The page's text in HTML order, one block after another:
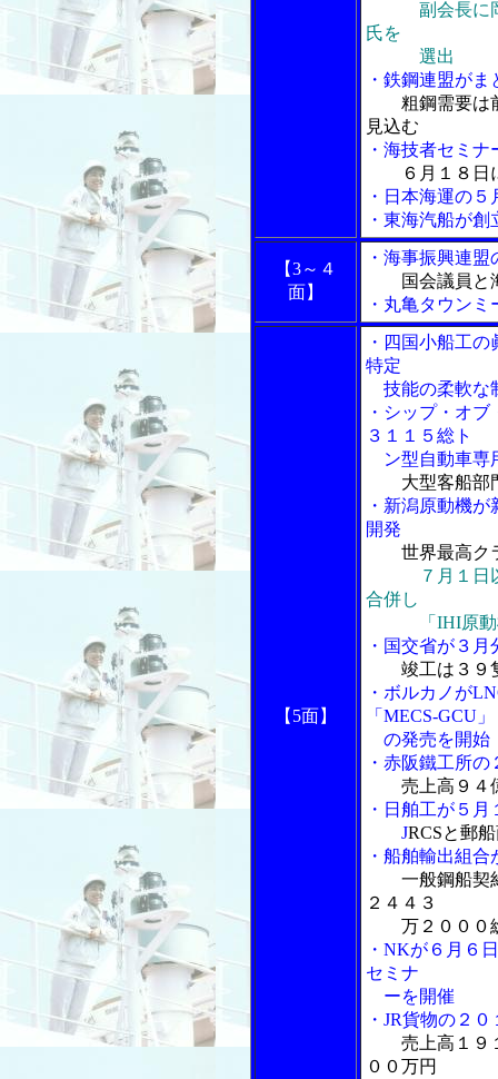
副会長に
氏を
選出
・鉄鋼連盟が
粗鋼需要は
見込む
・海技者セミ
６月１８
・日本海運の
・東海汽船が
【3～４
面】
・海事振興連
国会議員と
・丸亀タウン
【5面】
・四国小船工
特定
技能の柔軟な
・シップ・オ
３１１５総ト
ン型自動車専
大型客船部門
・新潟原動機
開発
世界最高ク
７月１
合併し
「IHI原動
・国交省が３
竣工は３９
・ボルカノが
「MECS-GCU」
の発売を開始
・赤阪鐵工所
売上高９４
・日舶工が５
JRCSと郵
・船舶輸出組
一般鋼船契
２４４３
万２０００
・NKが６月６
セミナ
ーを開催
・JR貨物の２
売上高１９
００万円